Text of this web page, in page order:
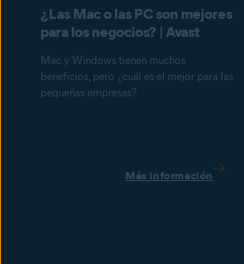
¿Las Mac o las PC son mejores
para los negocios? | Avast
Mac y Windows tienen muchos
beneficios, pero ¿cuál es el mejor para las
pequeñas empresas?
Más información